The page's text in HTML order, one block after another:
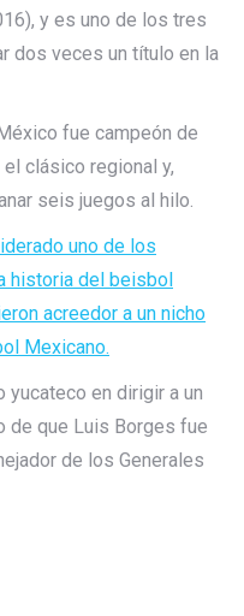
y es uno de los tres
dos veces un título en la
fue campeón de
clásico regional y,
seis juegos al hilo.
uno de los
historia del beisbol
acreedor a un nicho
Mexicano.
yucateco en dirigir a un
de que Luis Borges fue
de los Generales